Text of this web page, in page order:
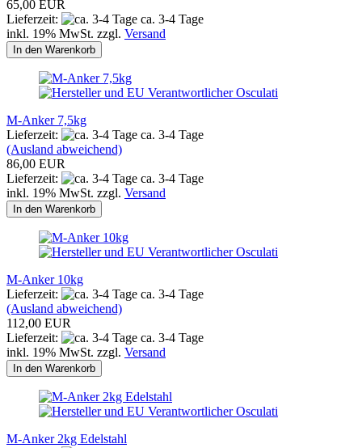
65,00 EUR
Lieferzeit:
ca. 3-4 Tage
inkl. 19% MwSt. zzgl. Versand
In den Warenkorb
M-Anker 7,5kg
Lieferzeit:
ca. 3-4 Tage
(Ausland abweichend)
86,00 EUR
Lieferzeit:
ca. 3-4 Tage
inkl. 19% MwSt. zzgl. Versand
In den Warenkorb
M-Anker 10kg
Lieferzeit:
ca. 3-4 Tage
(Ausland abweichend)
112,00 EUR
Lieferzeit:
ca. 3-4 Tage
inkl. 19% MwSt. zzgl. Versand
In den Warenkorb
M-Anker 2kg Edelstahl